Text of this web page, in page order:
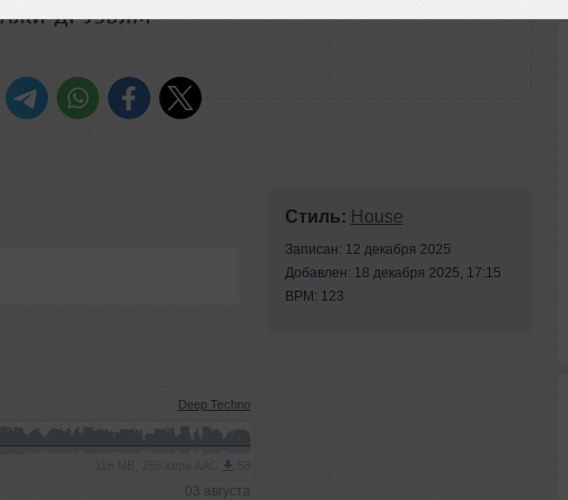
ДРУЗЬЯМ
Deep Techno
03 августа
Стиль: House
Записан: 12 декабря 2025
Добавлен: 18 декабря 2025, 17:15
BPM: 123